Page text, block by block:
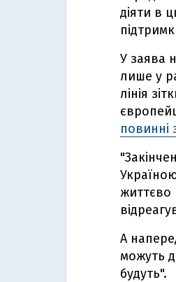
діяти в
У заява
лише у
лінія
повинні
життєво
А
можуть
будуть".